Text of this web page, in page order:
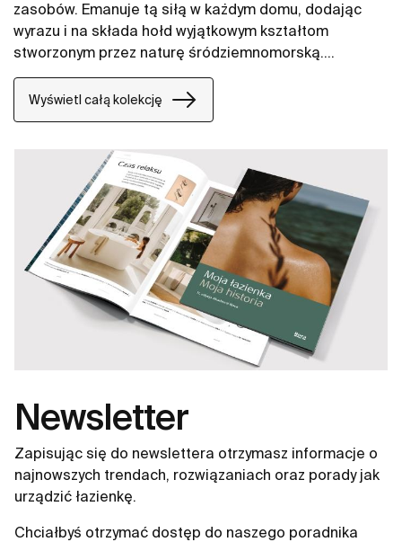
zasobów. Emanuje tą siłą w każdym domu, dodając
wyrazu i na składa hołd wyjątkowym kształtom
stworzonym przez naturę śródziemnomorską.
Funkcjonalna, ale nie chłodna w swoim wyrazie,
oszczędna, a jednak nieodłącznie ciepła jak
środowisko naturalne, stworzona przez tych, którzy
Wyświetl całą kolekcję
Newsletter
Zapisując się do newslettera otrzymasz informacje o
najnowszych trendach, rozwiązaniach oraz porady jak
urządzić łazienkę.
Chciałbyś otrzymać dostęp do naszego poradnika